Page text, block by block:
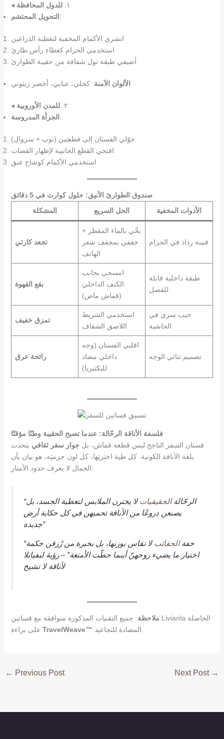
◂ ١.
للدول المحافظة
التحويل المحتشم:
انشري الأكمام المخفية لتغطية الذراعين
استخدمي الحزام كغطاء رأس طارئ
أضيفي طبقة تول شفافة من حقيبة الطوارئ
الألوان الآمنة: كحلي، عنابي، أخضر زيتوني
◂ ٢. للمدن الأوروبية
الجرأة المدروسة:
حوّلي الفستان إلى قطعتين (توب + سروال)
افتحي القطع الجانبية لإظهار القصات
استخدمي الأكمام كوشاح عنق
صندوق الطوارئ الأنيق: حلول كوارث في 5 دقائق
المشكلة
الحل السريع الأدوات المخفية
تجعد كارثي
بخّي بالماء المقطر +
جففي بمجفف شعر
الهاتف
قنينة رذاذ في الحزام
بقع القهوة
امسحي بجانب
الكتف الداخلي
(قماش ماص)
طبقة داخلية قابلة
للفصل
تمزق خفيف
استخدمي الشريط
اللاصق الشفاف
جيب سري في
الحاشية
رائحة عرق
اقلبي الفستان (وجه
داخلي مضاد
للبكتيريا)
تصميم ثنائي الوجه
فلسفة الأناقة الرحّالة: عندما تصبح الحقيبة وطنًا مؤقتًا
فستان السفر الناجح ليس قطعة قماش، بل جواز سفر ثقافي يتحدث
بلغة الأناقة الكونية. كل طية اخترتِها، كل لون حزمتِه، هو بيان بأن
الجمال لا يعرف حدود الأمتار:
“الرحّالةالحقيقياتلا يخترن الملابس لتغطية الجسد، بل
يصنعن دروعًا من الأناقة تحميهن في كل حكاية أرض
جديدة”
“خفةالحقائب لا تقاس بوزنها، بل بخبرة من رُزقن حكمة
اختيار ما يضيء روحهنّ أينما حطّت الأمتعة” – رؤية ليفيانلا
لأناقة لا تشيخ
ملاحظة: جميع التقنيات المذكورة متوافقة مع فساتين Livianla الحاصلة
TravelWeave™
← Previous Post Next Post →